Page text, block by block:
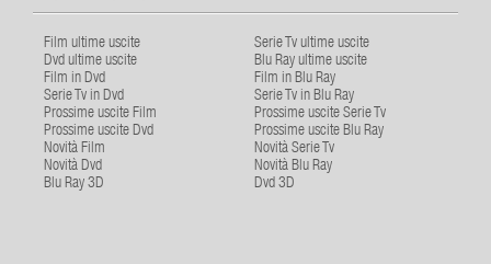
Film ultime uscite
Serie Tv ultime uscite
Dvd ultime uscite
Blu Ray ultime uscite
Film in Dvd
Film in Blu Ray
Serie Tv in Dvd
Serie Tv in Blu Ray
Prossime uscite Film
Prossime uscite Serie Tv
Prossime uscite Dvd
Prossime uscite Blu Ray
Novità Film
Novità Serie Tv
Novità Dvd
Novità Blu Ray
Blu Ray 3D
Dvd 3D